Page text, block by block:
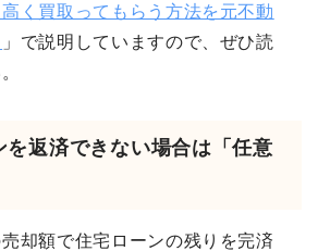
く買取ってもらう方法を元不動
」で説明していますので、ぜひ読
を返済できない場合は「任意
却額で住宅ローンの残りを完済